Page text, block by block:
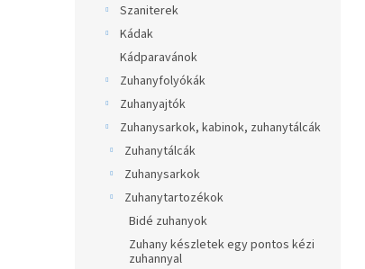
Szaniterek
Kádak
Kádparavánok
Zuhanyfolyókák
Zuhanyajtók
Zuhanysarkok, kabinok, zuhanytálcák
Zuhanytálcák
Zuhanysarkok
Zuhanytartozékok
Bidé zuhanyok
Zuhany készletek egy pontos kézi
zuhannyal